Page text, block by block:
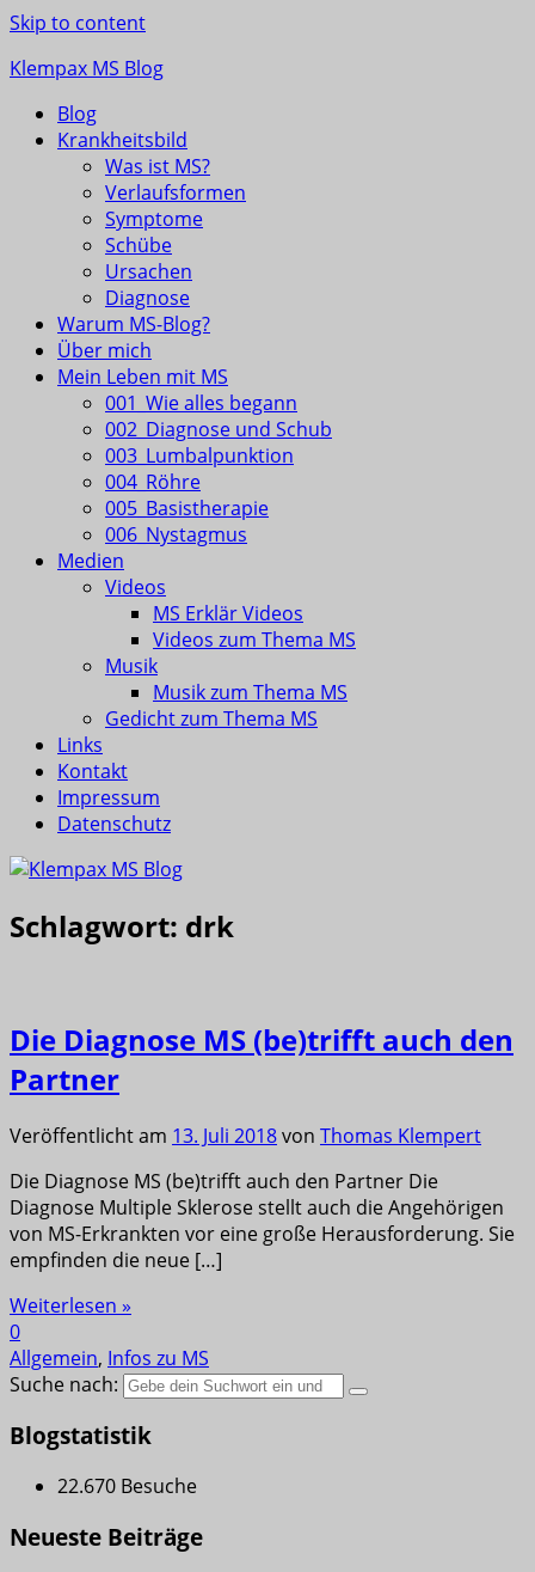
Skip to content
Klempax MS Blog
Infos, Fragen, Antworten für und von MSlern
Blog
Krankheitsbild
Was ist MS?
Verlaufsformen
Symptome
Schübe
Ursachen
Diagnose
Warum MS-Blog?
Über mich
Mein Leben mit MS
001_Wie alles begann
002_Diagnose und Schub
003_Lumbalpunktion
004_Röhre
005_Basistherapie
006_Nystagmus
Medien
Videos
MS Erklär Videos
Videos zum Thema MS
Musik
Musik zum Thema MS
Gedicht zum Thema MS
Links
Kontakt
Impressum
Datenschutz
Schlagwort: drk
Die Diagnose MS (be)trifft auch den
Partner
Veröffentlicht am 13. Juli 2018von Thomas Klempert
Die Diagnose MS (be)trifft auch den Partner Die
Diagnose Multiple Sklerose stellt auch die Angehörigen
von MS-Erkrankten vor eine große Herausforderung. Sie
empfinden die neue […]
Weiterlesen »
0
Allgemein, Infos zu MS
Suche nach:
Blogstatistik
22.670 Besuche
Neueste Beiträge